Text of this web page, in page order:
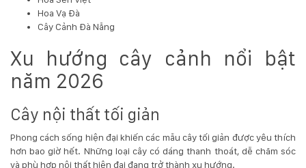
Hoa Vạ Đà
Cây Cảnh Đà Nẵng
Xu hướng cây cảnh nổi bật
năm 2026
Cây nội thất tối giản
Phong cách sống hiện đại khiến các mẫu cây tối giản được yêu thích
hơn bao giờ hết. Những loại cây có dáng thanh thoát, dễ chăm sóc
và phù hợp nội thất hiện đại đang trở thành xu hướng.